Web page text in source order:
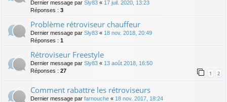
Dernier message par Sly83 « 17 juil. 2020, 13:23
Réponses : 3
Problème rétroviseur chauffeur
Dernier message par Sly83 « 18 nov. 2018, 20:49
Réponses : 1
Rétroviseur Freestyle
Dernier message par Sly83 « 13 août 2018, 16:50
Réponses : 27 1 2
Comment rabattre les rétroviseurs
Dernier message par farnouche « 18 nov. 2017, 18:24